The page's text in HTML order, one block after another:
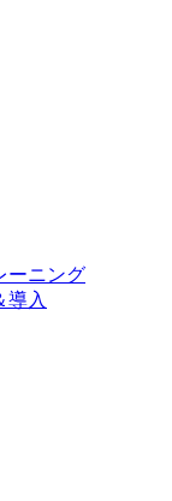
ーニング
導入